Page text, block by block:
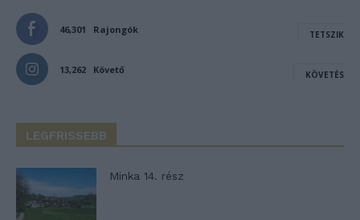
46,301 Rajongók TETSZIK
13,262 Követő KÖVETÉS
LEGFRISSEBB
Minka 14. rész